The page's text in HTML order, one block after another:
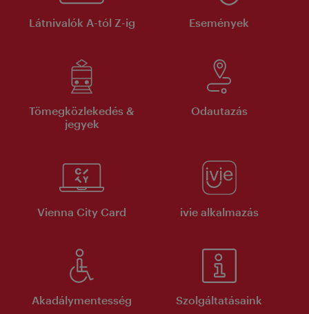
Látnivalók A-tól Z-ig Események
Tömegközlekedés &
jegyek
Odautazás
Vienna City Card ivie alkalmazás
Akadálymentesség Szolgáltatásaink